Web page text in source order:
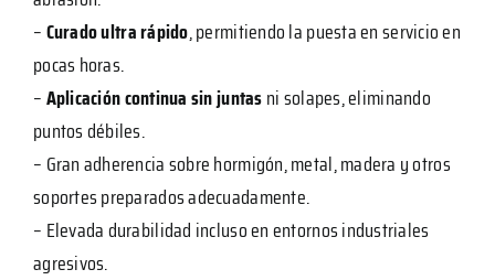
–Curado ultra rápido, permitiendo la puesta en servicio en
pocas horas.
–Aplicación continua sin juntasni solapes, eliminando
puntos débiles.
– Gran adherencia sobre hormigón, metal, madera y otros
soportes preparados adecuadamente.
– Elevada durabilidad incluso en entornos industriales
agresivos.